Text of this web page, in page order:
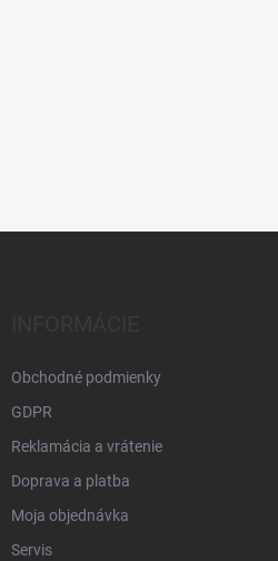
Obchodné podmienky
GDPR
Reklamácia a vrátenie
Doprava a platba
Moja objednávka
Servis